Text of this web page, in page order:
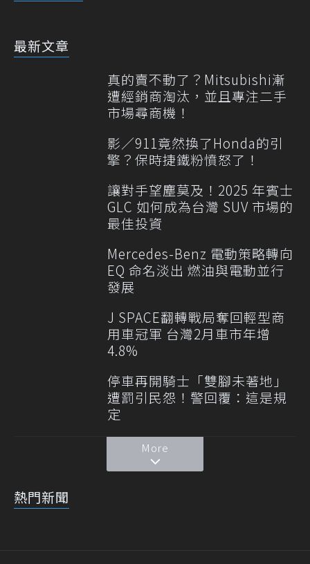
最新文章
真的賣不動了？Mitsubishi漸
遭經銷商淘汰，並且專注二手
市場尋商機！
影／911竟然換了Honda的引
擎？保時捷鐵粉憤怒了！
讓對手望塵莫及！2025 年賓士
GLC 如何成為台灣 SUV 市場的
最佳投資
Mercedes-Benz 電動策略轉向
EQ 命名淡出 燃油與電動並行
發展
J SPACE翻轉戰局奪回輕型商
用車冠軍 台灣2月車市年增
4.8%
停車再開騎士「雙腳未著地」
遭罰引民怨！警回覆：這是規
定
More
熱門新聞